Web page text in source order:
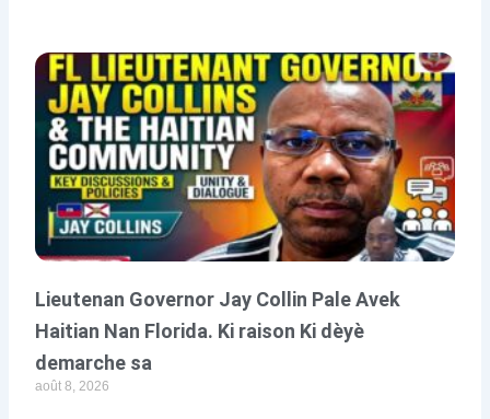
Lieutenan Governor Jay Collin Pale Avek
Haitian Nan Florida. Ki raison Ki dèyè
demarche sa
août 8, 2026